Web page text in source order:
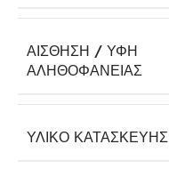
ΑΊΣΘΗΣΗ / ΥΦΉ
ΑΛΗΘΟΦΆΝΕΙΑΣ
ΥΛΙΚΌ ΚΑΤΑΣΚΕΥΉΣ